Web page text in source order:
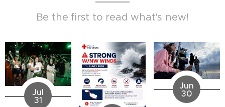
Be the first to read what's new!
Jul
31
Jun
30